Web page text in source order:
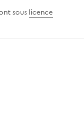
sous licence